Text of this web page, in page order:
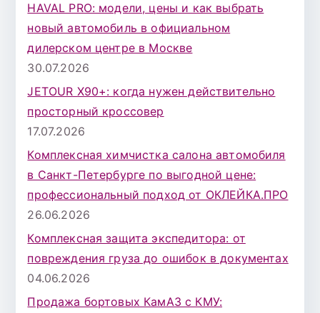
HAVAL PRO: модели, цены и как выбрать
новый автомобиль в официальном
дилерском центре в Москве
30.07.2026
JETOUR X90+: когда нужен действительно
просторный кроссовер
17.07.2026
Комплексная химчистка салона автомобиля
в Санкт-Петербурге по выгодной цене:
профессиональный подход от ОКЛЕЙКА.ПРО
26.06.2026
Комплексная защита экспедитора: от
повреждения груза до ошибок в документах
04.06.2026
Продажа бортовых КамАЗ с КМУ: